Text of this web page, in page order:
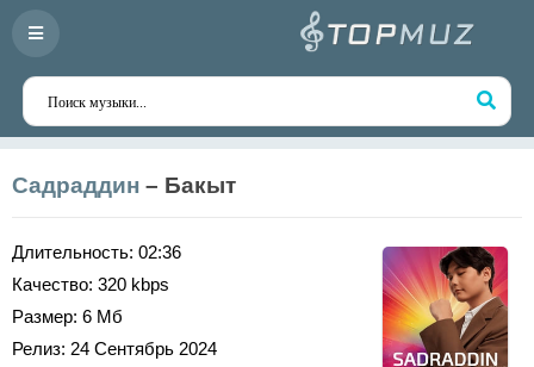
Садраддин – Бакыт
Длительность: 02:36
Качество: 320 kbps
Размер: 6 Мб
Релиз: 24 Сентябрь 2024